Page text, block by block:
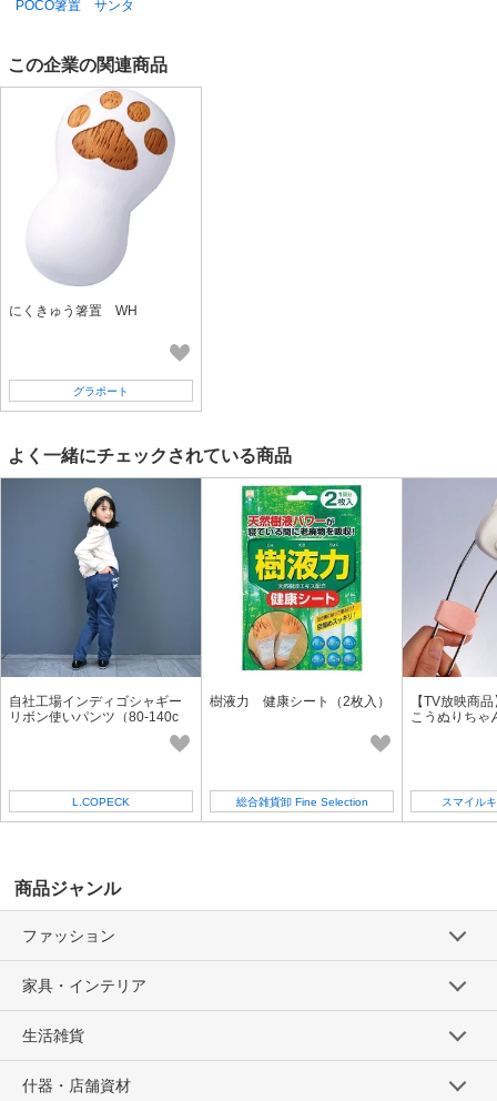
POCO箸置 サンタ
この企業の関連商品
にくきゅう箸置 WH
グラポート
よく一緒にチェックされている商品
自社工場インディゴシャギー
リボン使いパンツ（80-140c
m)子供服ブランド『L.COPEC
K（エルコペック）』C7393
L.COPECK
樹液力 健康シート（2枚入）
総合雑貨卸 Fine Selection
【TV放映商
こうぬりちゃ
スマイル
商品ジャンル
ファッション
家具・インテリア
生活雑貨
什器・店舗資材